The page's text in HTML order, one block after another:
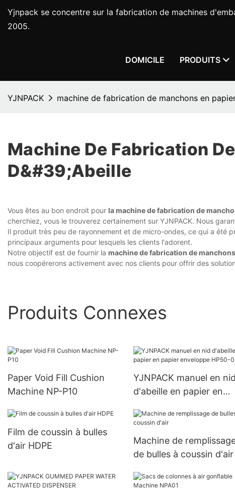
Yjnpack se concentre sur la fabrication de machines
2005.
DOMICILE PRODUITS
YJNPACK machine de fabrication de manchons en
Machine De Fabrication
D&#39;abeille
Vous êtes au bon endroit pour la machine de fabrication de
cherchiez, vous le trouverez certainement sur YJNPACK. Nous
Il produit très peu de rayonnement et de micro-ondes, ce qui a été
principaux arguments pour lesquels les clients l'adorent.
Notre objectif est de fournir la machine de fabrication de
nous coopérerons activement avec nos clients pour offrir des
Produits Connexes
Paper Void Fill Cushion
Machine NP-P10
YJNPACK manuel en nid
d'abeille en papier en
Film de coussin à bulles
d'air HDPE
Machine de
de bulles à coussin d'air